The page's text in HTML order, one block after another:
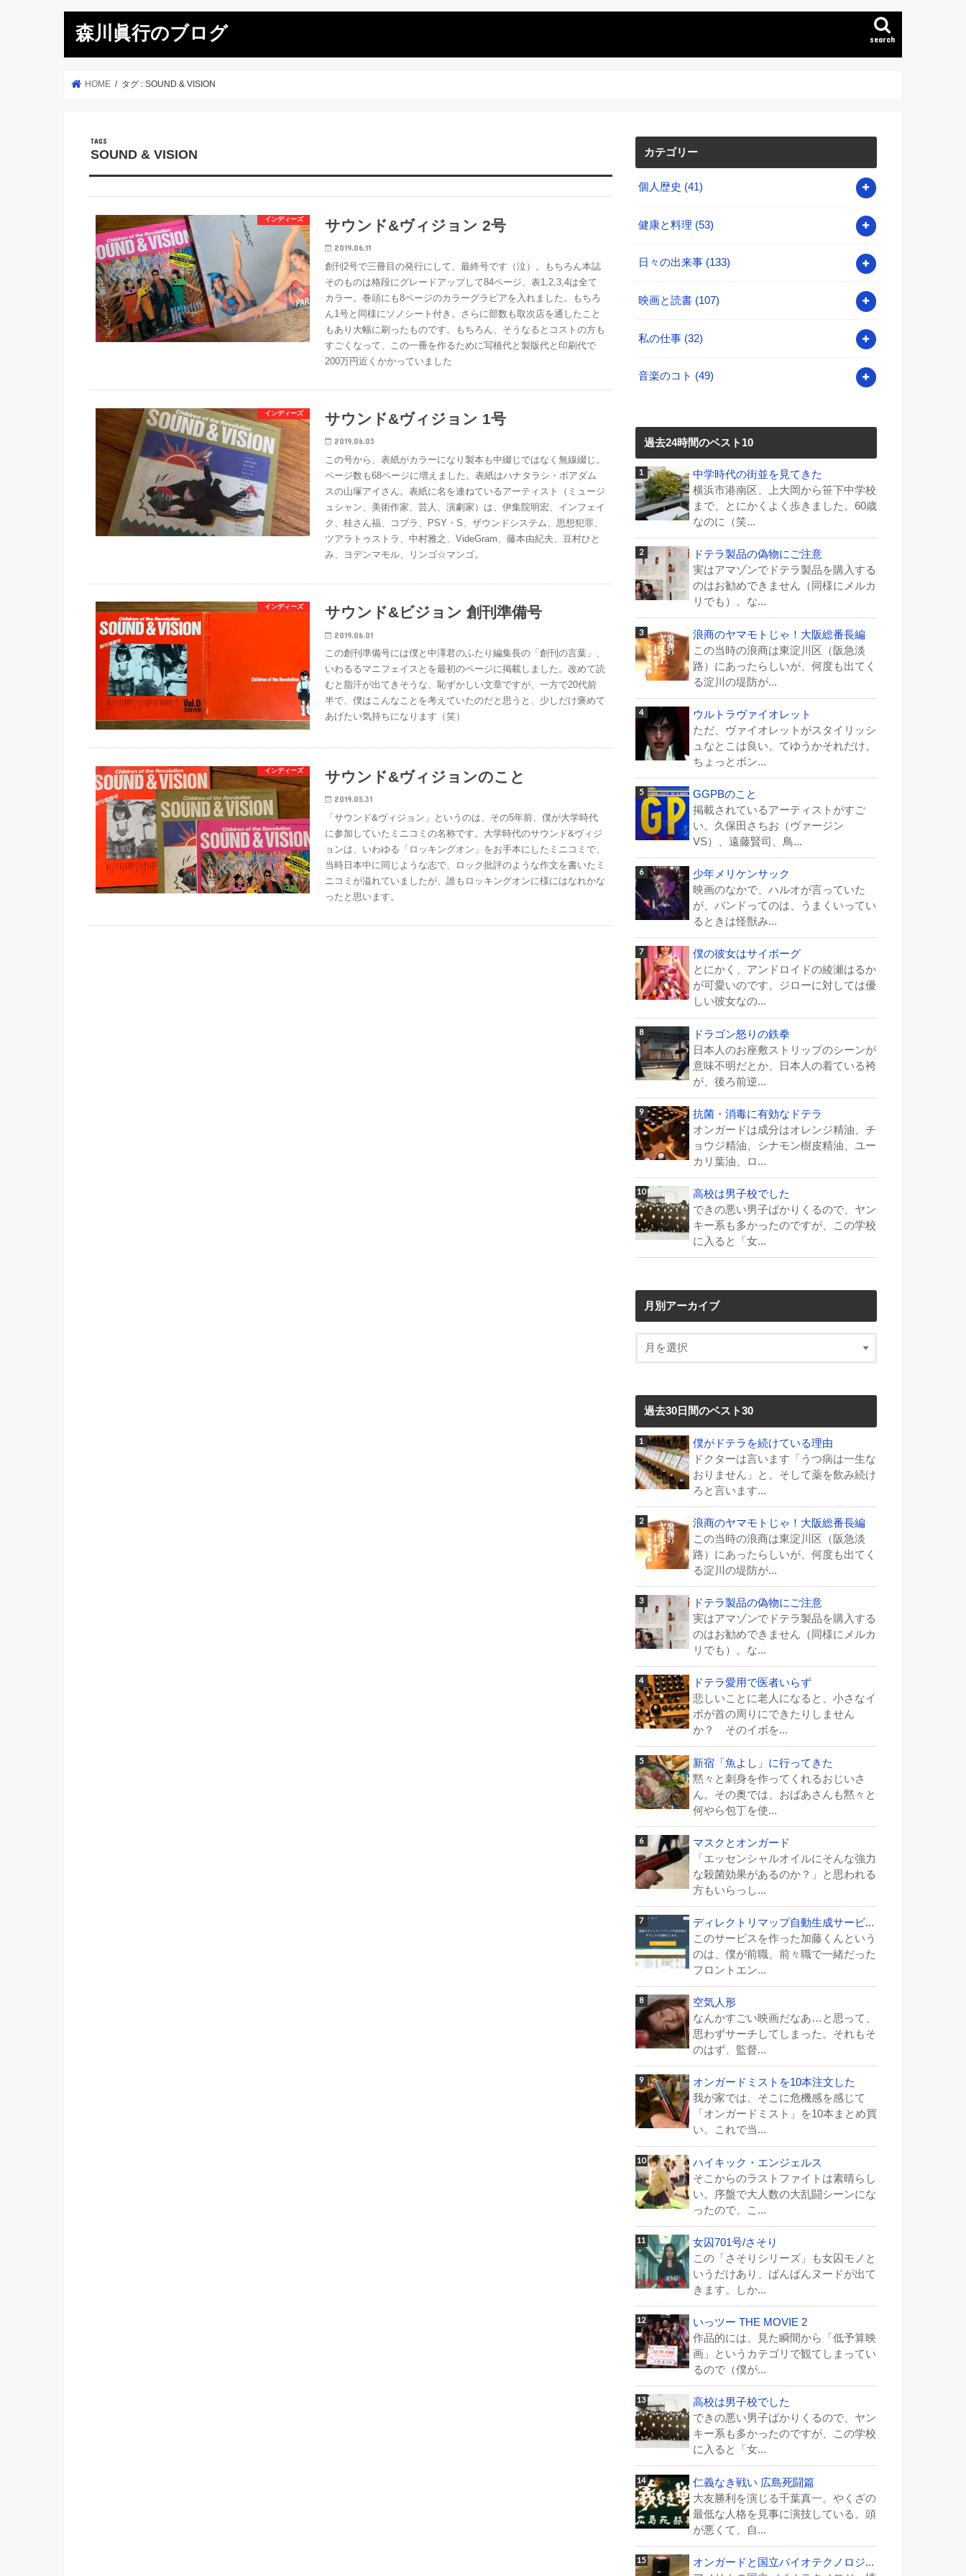
森川眞行のブログ search
HOME タグ : SOUND & VISION
SOUND & VISION
インディーズ サウンド&ヴィジョン 2号
2019.06.11
創刊2号で三冊目の発行にして、最終号です（泣）。もちろん本誌
そのものは格段にグレードアップして84ページ、表1,2,3,4は全て
カラー。巻頭にも8ページのカラーグラビアを入れました。もちろ
ん1号と同様にソノシート付き。さらに部数も取次店を通したこと
もあり大幅に刷ったものです。もちろん、そうなるとコストの方も
すごくなって、この一冊を作るために写植代と製版代と印刷代で
200万円近くかかっていました
インディーズ サウンド&ヴィジョン 1号
2019.06.03
この号から、表紙がカラーになり製本も中綴じではなく無線綴じ。
ページ数も68ページに増えました。表紙はハナタラシ・ボアダム
スの山塚アイさん。表紙に名を連ねているアーティスト（ミュージ
ュシャン、美術作家、芸人、演劇家）は、伊集院明宏、インフェイ
ク、桂さん福、コブラ、PSY・S、ザウンドシステム、思想犯罪、
ツアラトゥストラ、中村雅之、VideGram、藤本由紀夫、豆村ひと
み、ヨデンマモル、リンゴ☆マンゴ。
インディーズ サウンド&ビジョン 創刊準備号
2019.06.01
この創刊準備号には僕と中澤君のふたり編集長の「創刊の言葉」、
いわるるマニフェイスとを最初のページに掲載しました。改めて読
むと脂汗が出てきそうな、恥ずかしい文章ですが、一方で20代前
半で、僕はこんなことを考えていたのだと思うと、少しだけ褒めて
あげたい気持ちになります（笑）
インディーズ サウンド&ヴィジョンのこと
2019.05.31
「サウンド&ヴィジョン」というのは、その5年前、僕が大学時代
に参加していたミニコミの名称です。大学時代のサウンド&ヴィジ
ョンは、いわゆる「ロッキングオン」をお手本にしたミニコミで、
当時日本中に同じような志で、ロック批評のような作文を書いたミ
ニコミが溢れていましたが、誰もロッキングオンに様にはなれかな
ったと思います。
カテゴリー
個人歴史 (41)
健康と料理 (53)
日々の出来事 (133)
映画と読書 (107)
私の仕事 (32)
音楽のコト (49)
過去24時間のベスト10
中学時代の街並を見てきた
横浜市港南区、上大岡から笹下中学校
まで、とにかくよく歩きました。60歳
なのに（笑...
ドテラ製品の偽物にご注意
実はアマゾンでドテラ製品を購入する
のはお勧めできません（同様にメルカ
リでも）。な...
浪商のヤマモトじゃ！大阪総番長編
この当時の浪商は東淀川区（阪急淡
路）にあったらしいが、何度も出てく
る淀川の堤防が...
ウルトラヴァイオレット
ただ、ヴァイオレットがスタイリッシ
ュなとこは良い。てゆうかそれだけ。
ちょっとボン...
GGPBのこと
掲載されているアーティストがすご
い。久保田さちお（ヴァージン
VS）、遠藤賢司、鳥...
少年メリケンサック
映画のなかで、ハルオが言っていた
が、バンドってのは、うまくいってい
るときは怪獣み...
僕の彼女はサイボーグ
とにかく、アンドロイドの綾瀬はるか
が可愛いのです。ジローに対しては優
しい彼女なの...
ドラゴン怒りの鉄拳
日本人のお座敷ストリップのシーンが
意味不明だとか、日本人の着ている袴
が、後ろ前逆...
抗菌・消毒に有効なドテラ
オンガードは成分はオレンジ精油、チ
ョウジ精油、シナモン樹皮精油、ユー
カリ葉油、ロ...
高校は男子校でした
できの悪い男子ばかりくるので、ヤン
キー系も多かったのですが、この学校
に入ると「女...
月別アーカイブ
過去30日間のベスト30
僕がドテラを続けている理由
ドクターは言います「うつ病は一生な
おりません」と。そして薬を飲み続け
ろと言います...
浪商のヤマモトじゃ！大阪総番長編
この当時の浪商は東淀川区（阪急淡
路）にあったらしいが、何度も出てく
る淀川の堤防が...
ドテラ製品の偽物にご注意
実はアマゾンでドテラ製品を購入する
のはお勧めできません（同様にメルカ
リでも）。な...
ドテラ愛用で医者いらず
悲しいことに老人になると、小さなイ
ボが首の周りにできたりしません
か？ そのイボを...
新宿「魚よし」に行ってきた
黙々と刺身を作ってくれるおじいさ
ん。その奥では、おばあさんも黙々と
何やら包丁を使...
マスクとオンガード
「エッセンシャルオイルにそんな強力
な殺菌効果があるのか？」と思われる
方もいらっし...
ディレクトリマップ自動生成サービ...
このサービスを作った加藤くんという
のは、僕が前職、前々職で一緒だった
フロントエン...
空気人形
なんかすごい映画だなあ…と思って、
思わずサーチしてしまった。それもそ
のはず、監督...
オンガードミストを10本注文した
我が家では、そこに危機感を感じて
「オンガードミスト」を10本まとめ買
い。これで当...
ハイキック・エンジェルス
そこからのラストファイトは素晴らし
い。序盤で大人数の大乱闘シーンにな
ったので、こ...
女囚701号/さそり
この「さそりシリーズ」も女囚モノと
いうだけあり、ばんばんヌードが出て
きます。しか...
いっツー THE MOVIE 2
作品的には、見た瞬間から「低予算映
画」というカテゴリで観てしまってい
るので（僕が...
高校は男子校でした
できの悪い男子ばかりくるので、ヤン
キー系も多かったのですが、この学校
に入ると「女...
仁義なき戦い 広島死闘篇
大友勝利を演じる千葉真一。やくざの
最低な人格を見事に演技している。頭
が悪くて、自...
オンガードと国立バイオテクノロジ...